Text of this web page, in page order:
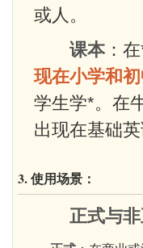
或人。
课本：
现在小学和
学生学*。在
出现在基础
3. 使用场景：
正式与